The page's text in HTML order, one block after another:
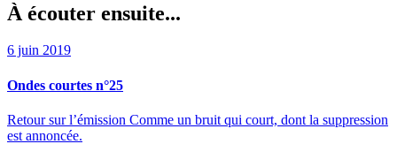
À écouter ensuite...
6 juin 2019
Ondes courtes n°25
Retour sur l’émission Comme un bruit qui court, dont la suppression
est annoncée.